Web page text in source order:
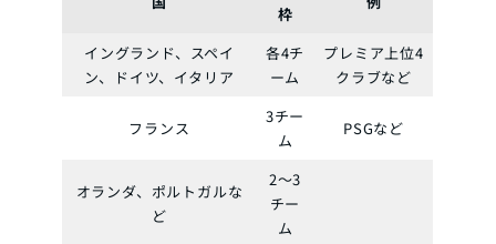
枠
イングランド、スペイ
ン、ドイツ、イタリア
各4チ
ーム
プレミア上位4
クラブなど
フランス
3チー
ム
PSGなど
オランダ、ポルトガルな
ど
2〜3
チー
ム